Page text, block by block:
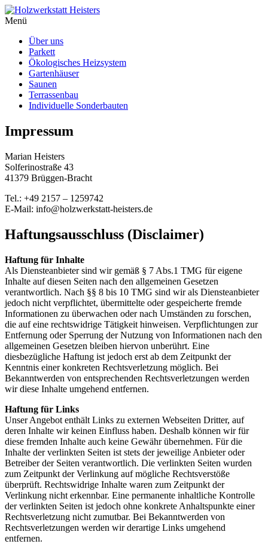
Menü
Über uns
Parkett
Ökologisches Heizsystem
Gartenhäuser
Saunen
Terrassenbau
Individuelle Sonderbauten
Impressum
Marian Heisters
Solferinostraße 43
41379 Brüggen-Bracht
Tel.: +49 2157 – 1259742
E-Mail: info@holzwerkstatt-heisters.de
Haftungsausschluss (Disclaimer)
Haftung für Inhalte
Als Diensteanbieter sind wir gemäß § 7 Abs.1 TMG für eigene
Inhalte auf diesen Seiten nach den allgemeinen Gesetzen
verantwortlich. Nach §§ 8 bis 10 TMG sind wir als Diensteanbieter
jedoch nicht verpflichtet, übermittelte oder gespeicherte fremde
Informationen zu überwachen oder nach Umständen zu forschen,
die auf eine rechtswidrige Tätigkeit hinweisen. Verpflichtungen zur
Entfernung oder Sperrung der Nutzung von Informationen nach den
allgemeinen Gesetzen bleiben hiervon unberührt. Eine
diesbezügliche Haftung ist jedoch erst ab dem Zeitpunkt der
Kenntnis einer konkreten Rechtsverletzung möglich. Bei
Bekanntwerden von entsprechenden Rechtsverletzungen werden
wir diese Inhalte umgehend entfernen.
Haftung für Links
Unser Angebot enthält Links zu externen Webseiten Dritter, auf
deren Inhalte wir keinen Einfluss haben. Deshalb können wir für
diese fremden Inhalte auch keine Gewähr übernehmen. Für die
Inhalte der verlinkten Seiten ist stets der jeweilige Anbieter oder
Betreiber der Seiten verantwortlich. Die verlinkten Seiten wurden
zum Zeitpunkt der Verlinkung auf mögliche Rechtsverstöße
überprüft. Rechtswidrige Inhalte waren zum Zeitpunkt der
Verlinkung nicht erkennbar. Eine permanente inhaltliche Kontrolle
der verlinkten Seiten ist jedoch ohne konkrete Anhaltspunkte einer
Rechtsverletzung nicht zumutbar. Bei Bekanntwerden von
Rechtsverletzungen werden wir derartige Links umgehend
entfernen.